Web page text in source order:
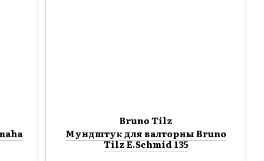
Bruno Tilz
Мундштук для валторны Bruno
Tilz E.Schmid 135